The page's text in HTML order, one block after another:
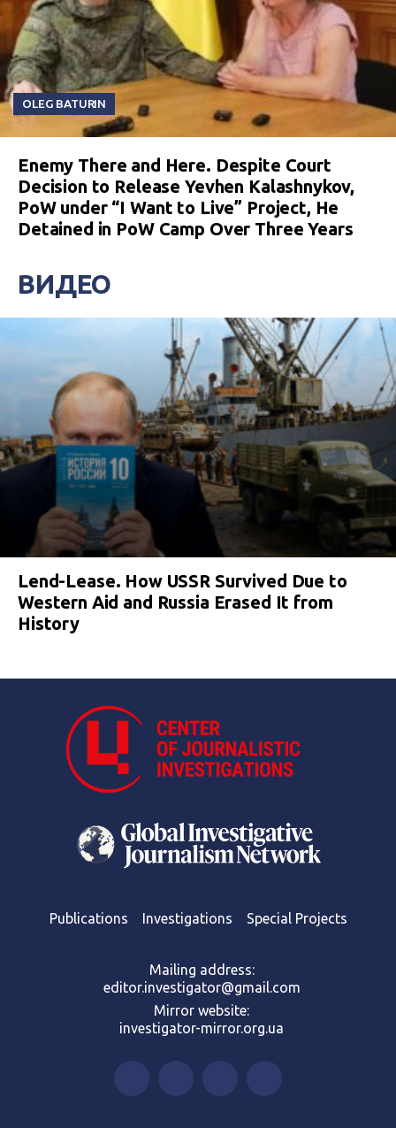
OLEG BATURIN
Enemy There and Here. Despite Court
Decision to Release Yevhen Kalashnykov,
PoW under “I Want to Live” Project, He
Detained in PoW Camp Over Three Years
ВИДЕО
Lend-Lease. How USSR Survived Due to
Western Aid and Russia Erased It from
History
Publications Investigations Special Projects
Mailing address:
editor.investigator@gmail.com
Mirror website:
investigator-mirror.org.ua